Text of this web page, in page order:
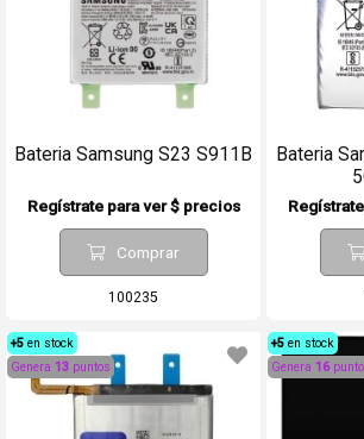
Bateria Samsung S23 S911B
Regístrate para ver $ precios
Comprar
100235
Bateria
+5 en stock
Genera 13 puntos
+5 en stock
Genera 16